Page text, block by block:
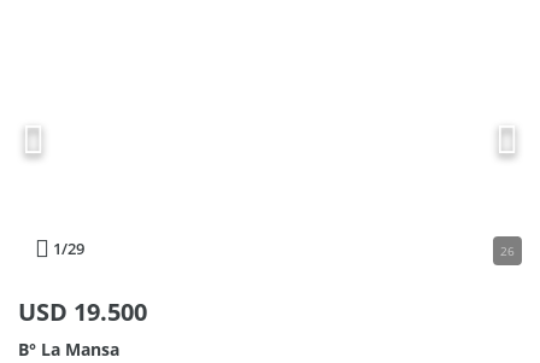
1/29 26
USD 19.500
B° La Mansa